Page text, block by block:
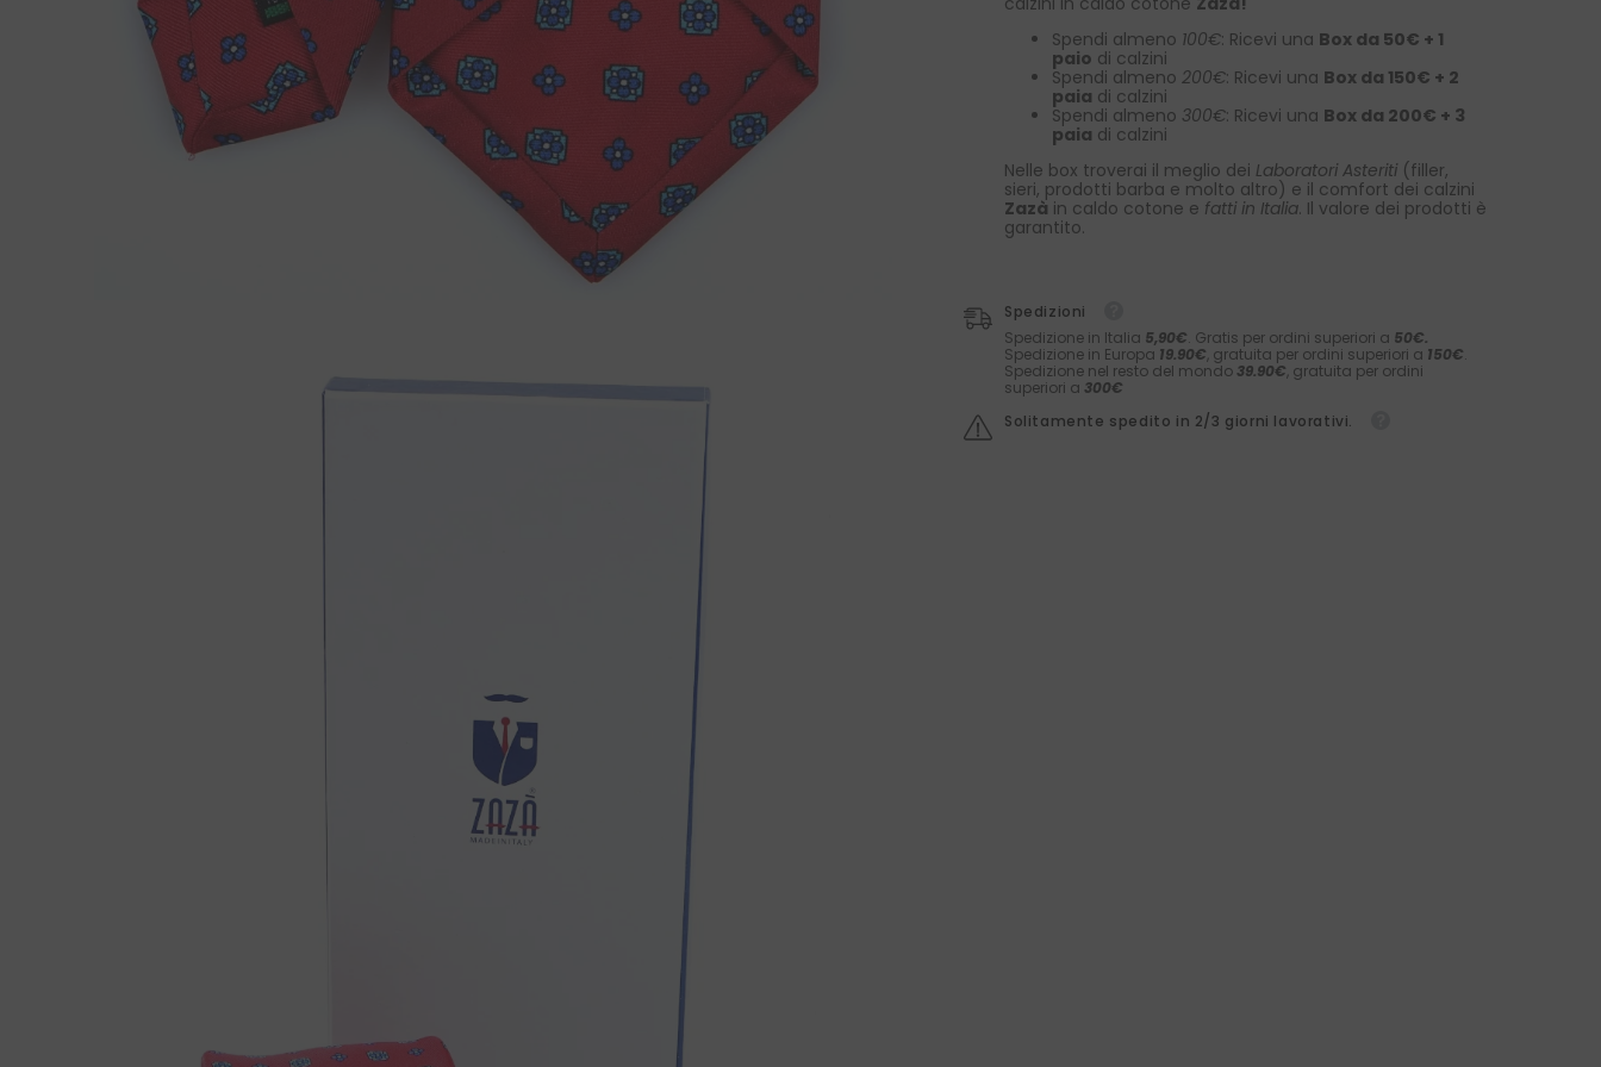
Spendi almeno 100€: Ricevi una Box da 50€ + 1
paio di calzini
Spendi almeno200€: Ricevi una Box da 150€ + 2
paia di calzini
Spendi almeno 300€: Ricevi una Box da 200€ + 3
paia di calzini
Nelle box troverai il meglio dei Laboratori Asteriti (filler,
sieri, prodotti barba e molto altro) e il comfort dei calzini
Zazà in caldo cotone e fatti in Italia. Il valore dei prodotti è
garantito.
Spedizioni
Spedizione in Italia 5,90€. Gratis per ordini superiori a 50€.
Spedizione in Europa 19.90€, gratuita per ordini superiori a 150€.
Spedizione nel resto del mondo 39.90€, gratuita per ordini
superiori a 300€
Solitamente spedito in 2/3 giorni lavorativi.